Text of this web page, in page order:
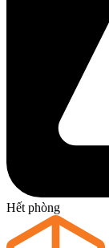
Hết phòng